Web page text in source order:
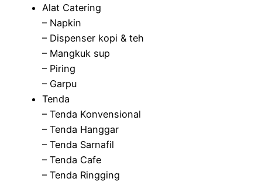
Alat Catering
– Napkin
– Dispenser kopi & teh
– Mangkuk sup
– Piring
– Garpu
Tenda
– Tenda Konvensional
– Tenda Hanggar
– Tenda Sarnafil
– Tenda Cafe
– Tenda Ringging